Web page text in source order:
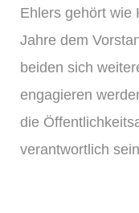
Ehlers gehört wie
Jahre dem
beiden sich
engagieren
die
verantwortlich